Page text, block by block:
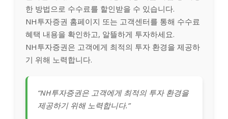
한 방법으로 수수료를 할인받을 수 있습니다.
NH투자증권 홈페이지 또는 고객센터를 통해 수수료
혜택 내용을 확인하고, 알뜰하게 투자하세요.
NH투자증권은 고객에게 최적의 투자 환경을 제공하
기 위해 노력합니다.
“NH투자증권은 고객에게 최적의 투자 환경을
제공하기 위해 노력합니다.”